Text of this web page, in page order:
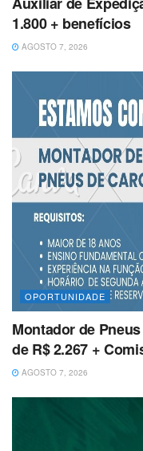
1.800 + benefícios
AGOSTO 7, 2026
OPORTUNIDADE
Montador de
de R$ 2.267 +
AGOSTO 7, 2026